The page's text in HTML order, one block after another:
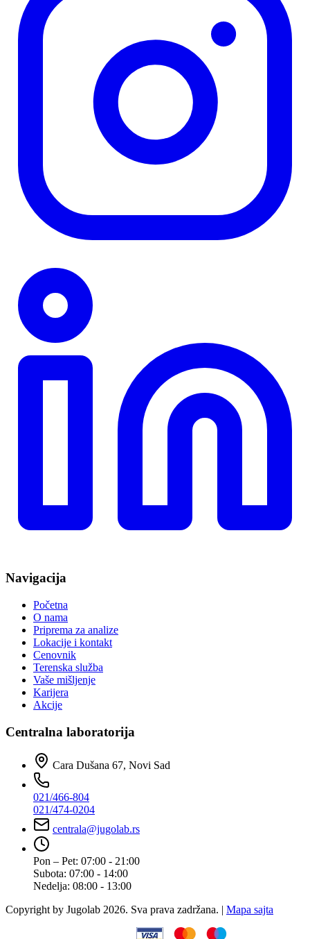
Navigacija
Početna
O nama
Priprema za analize
Lokacije i kontakt
Cenovnik
Terenska služba
Vaše mišljenje
Karijera
Akcije
Centralna laboratorija
Cara Dušana 67, Novi Sad
021/466-804
021/474-0204
centrala@jugolab.rs
Pon – Pet: 07:00 - 21:00
Subota: 07:00 - 14:00
Nedelja: 08:00 - 13:00
Copyright by Jugolab 2026. Sva prava zadržana. | Mapa sajta